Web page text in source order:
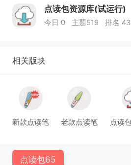
点读包资源库(试运行)
今日 0 主题519 排名 43
相关版块
新款点读笔 老款点读笔
点读包65